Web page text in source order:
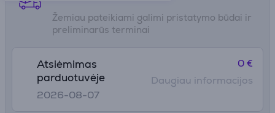
sumažinto triukšmo lygio
• 20 reguliuojamų greičių ir turbo režimas visada
pasiekiami lengvai naudojamu ratuku
rankenos, tvirto metalinio korpuso ir apsaugos nuo
taškymo
• Sukurtas kasdieniam patogumui, indaplovėje plaunami
nuimami priedai užtikrina lengvą valymą kiekvieną kartą
Žemiau pateikiami galimi pristatymo būdai ir
preliminarūs terminai
Atsiėmimas
parduotuvėje
2026-08-07
0 €
Daugiau informacijos